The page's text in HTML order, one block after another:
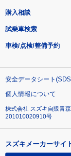
購入相談
試乗車検索
車検/点検/整備予約
安全データシート
個人情報について
株式会社 スズキ自販青
201010020910号
スズキメーカーサイ